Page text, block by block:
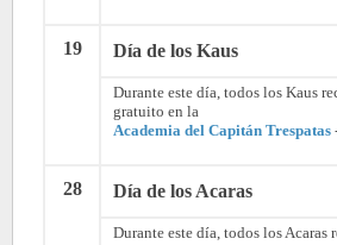
19 Día de los Kaus
Durante este día, todos los Kaus
gratuito en la
Academia del Capitán Trespatas
28 Día de los Acaras
Durante este día, todos los Acaras